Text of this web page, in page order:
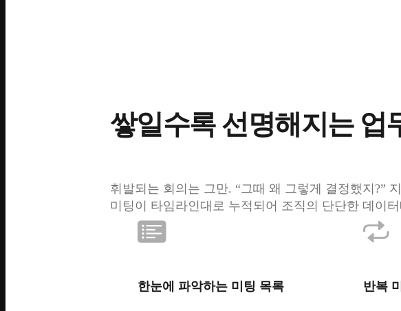
쌓일수록 선명해지는 업
휘발되는 회의는 그만. “그때 왜 그렇게 결정했지?”
미팅이 타임라인대로 누적되어 조직의 단단한 데이
한눈에 파악하는 미팅 목록 반복